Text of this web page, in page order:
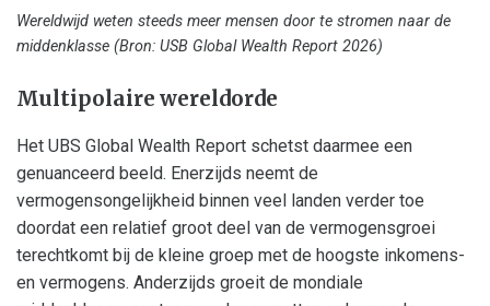
Wereldwijd weten steeds meer mensen door te stromen naar de
middenklasse (Bron: USB Global Wealth Report 2026)
Multipolaire wereldorde
Het UBS Global Wealth Report schetst daarmee een
genuanceerd beeld. Enerzijds neemt de
vermogensongelijkheid binnen veel landen verder toe
doordat een relatief groot deel van de vermogensgroei
terechtkomt bij de kleine groep met de hoogste inkomens-
en vermogens. Anderzijds groeit de mondiale